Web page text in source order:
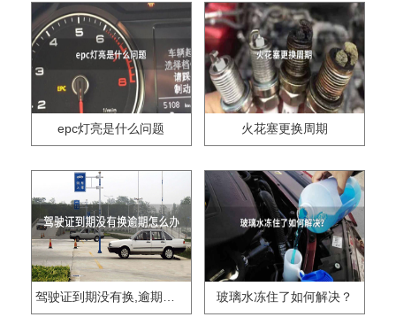
epc灯亮是什么问题 火花塞更换周期
驾驶证到期没有换,逾期怎么办?? 玻璃水冻住了如何解决？